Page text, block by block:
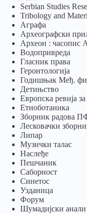
Serbian Studies
Tribology and
Аграфа
Археографски
Археон : часопис
Водопривреда
Гласник права
Геронтологија
Годишњак Међ.
Детињство
Европска ревија
Eтноботаника
Зборник радова
Лесковачки
Липар
Музички талас
Наслеђе
Пешчаник
Саборност
Синетос
Узданица
Форум
Шумадијски анали